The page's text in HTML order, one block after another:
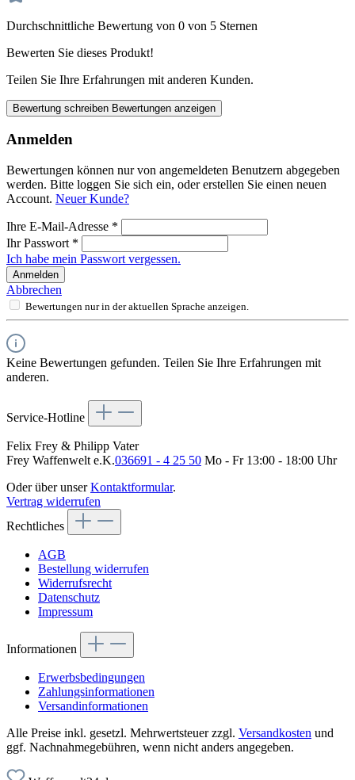
Durchschnittliche Bewertung von 0 von 5 Sternen
Bewerten Sie dieses Produkt!
Teilen Sie Ihre Erfahrungen mit anderen Kunden.
Bewertung schreiben Bewertungen anzeigen
Anmelden
Bewertungen können nur von angemeldeten Benutzern abgegeben
werden. Bitte loggen Sie sich ein, oder erstellen Sie einen neuen
Account. Neuer Kunde?
Ihre E-Mail-Adresse *
Ihr Passwort *
Ich habe mein Passwort vergessen.
Anmelden
Abbrechen
Bewertungen nur in der aktuellen Sprache anzeigen.
Keine Bewertungen gefunden. Teilen Sie Ihre Erfahrungen mit
anderen.
Service-Hotline
Felix Frey & Philipp Vater
Frey Waffenwelt e.K.036691 - 4 25 50 Mo - Fr 13:00 - 18:00 Uhr
Oder über unserKontaktformular.
Vertrag widerrufen
Rechtliches
AGB
Bestellung widerrufen
Widerrufsrecht
Datenschutz
Impressum
Informationen
Erwerbsbedingungen
Zahlungsinformationen
Versandinformationen
Alle Preise inkl. gesetzl. Mehrwertsteuer zzgl. Versandkosten und
ggf. Nachnahmegebühren, wenn nicht anders angegeben.